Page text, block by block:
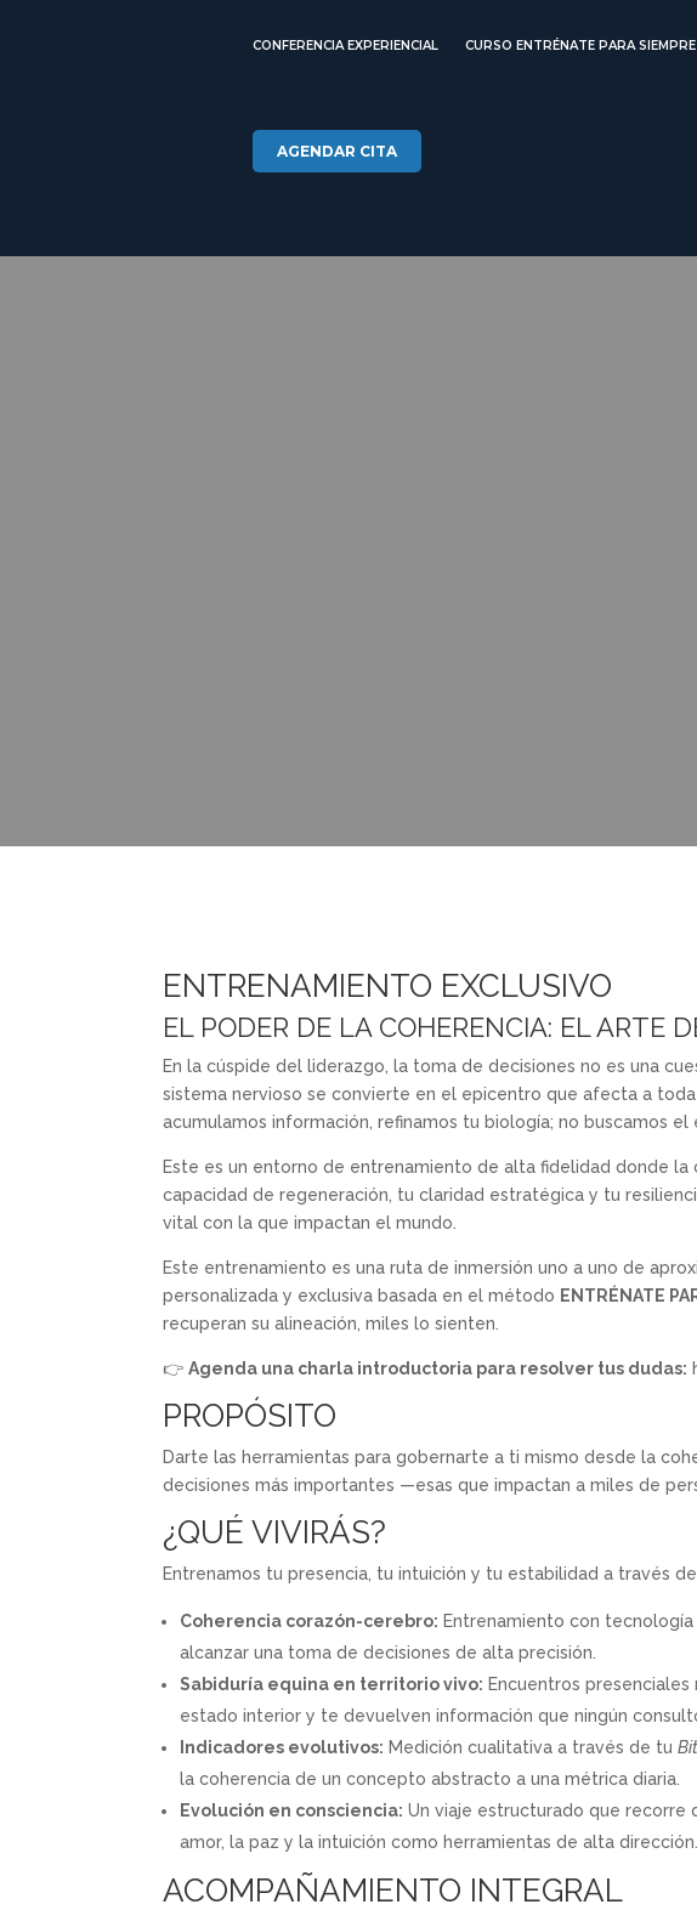
CONFERENCIA EXPERIENCIAL CURSO ENTRÉNATE PARA SIEMPRE
AGENDAR CITA
ENTRENAMIENTO EXCLUSIVO
EL PODER DE LA COHERENCIA: EL ARTE
En la cúspide del liderazgo, la toma de decisiones no es una
sistema nervioso se convierte en el epicentro que afecta a
acumulamos información, refinamos tu biología; no buscamos
Este es un entorno de entrenamiento de alta fidelidad donde
capacidad de regeneración, tu claridad estratégica y tu
vital con la que impactan el mundo.
Este entrenamiento es una ruta de inmersión uno a uno de
personalizada y exclusiva basada en el método ENTRÉNATE
recuperan su alineación, miles lo sienten.
👉Agenda una charla introductoria para resolver tus dudas:
PROPÓSITO
Darte las herramientas para gobernarte a ti mismo desde la
decisiones más importantes —esas que impactan a miles de
¿QUÉ VIVIRÁS?
Entrenamos tu presencia, tu intuición y tu estabilidad a través
Coherencia corazón-cerebro: Entrenamiento con
alcanzar una toma de decisiones de alta precisión.
Sabiduría equina en territorio vivo: Encuentros
estado interior y te devuelven información que ningún
Indicadores evolutivos: Medición cualitativa a través de tu
la coherencia de un concepto abstracto a una métrica diaria.
Evolución en consciencia: Un viaje estructurado que
amor, la paz y la intuición como herramientas de alta dirección.
ACOMPAÑAMIENTO INTEGRAL